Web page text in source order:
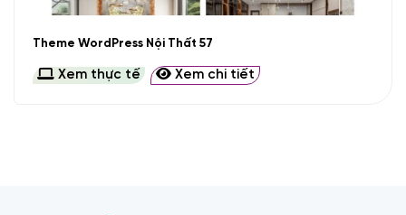
Theme WordPress Nội Thất 57
Xem thực tế Xem chi tiết